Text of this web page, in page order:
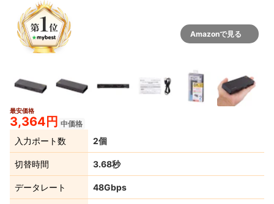
Amazonで見る
最安価格
3,364円 中価格
入力ポート数 2個
切替時間 3.68秒
データレート 48Gbps